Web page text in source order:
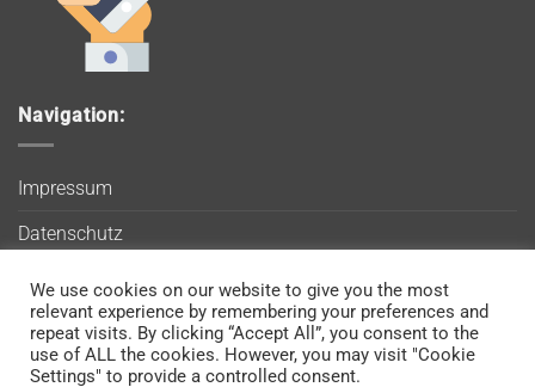
Navigation:
Impressum
Datenschutz
AGB
Blog
Kontakt
We use cookies on our website to give you the most
relevant experience by remembering your preferences and
repeat visits. By clicking “Accept All”, you consent to the
use of ALL the cookies. However, you may visit "Cookie
Settings" to provide a controlled consent.
Wir verwenden Cookies, um sicherzustellen, dass Sie auf
unserer Website die bestmögliche Erfahrung machen. Wenn
Sie diese Website weiterhin nutzen, gehen wir davon aus, dass